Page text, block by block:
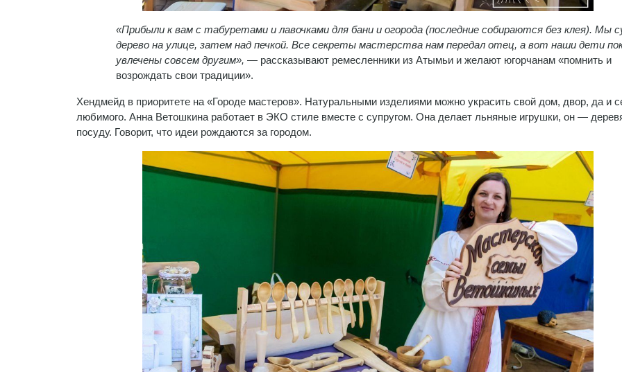
«Прибыли к вам с табуретами и лавочками для бани и огорода (последние собираются без клея). Мы
дерево на улице, затем над печкой. Все секреты мастерства нам передал отец, а вот наши дети
увлечены совсем другим», — рассказывают ремесленники из Атымьи и желают югорчанам «помнить и
возрождать свои традиции».
Хендмейд в приоритете на «Городе мастеров». Натуральными изделиями можно украсить свой дом, двор, да и
любимого. Анна Ветошкина работает в ЭКО стиле вместе с супругом. Она делает льняные игрушки, он —
посуду. Говорит, что идеи рождаются за городом.